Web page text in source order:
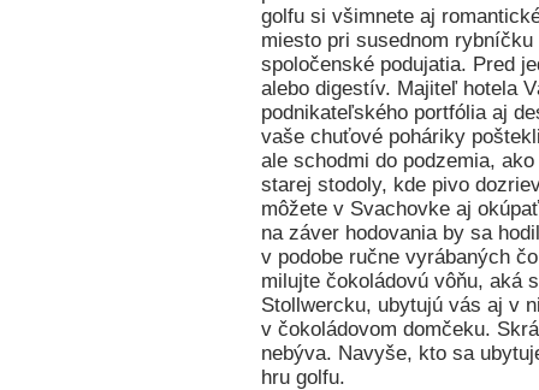
golfu si všimnete aj
miesto pri susednom
spoločenské podujatia. Pred
alebo digestív. Majiteľ hotela
podnikateľského portfólia aj
vaše chuťové poháriky
ale schodmi do podzemia,
starej stodoly, kde pivo
môžete v Svachovke aj
na záver hodovania by sa
v podobe ručne vyrábaných
milujte čokoládovú vôňu, aká
Stollwercku, ubytujú vás aj v
v čokoládovom domčeku.
nebýva. Navyše, kto sa
hru golfu.